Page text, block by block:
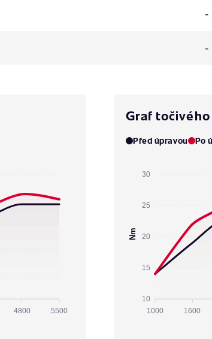
-
-
4800 5500
Graf
Před úpravou Po
30
25
20
15
10
Nm
1000 1600